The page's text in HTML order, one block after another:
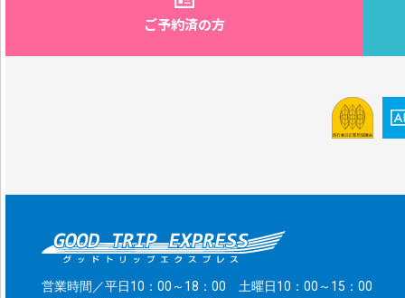
ご予約済の方
営業時間／平日10：00～18：00 土曜日10：00～15：00